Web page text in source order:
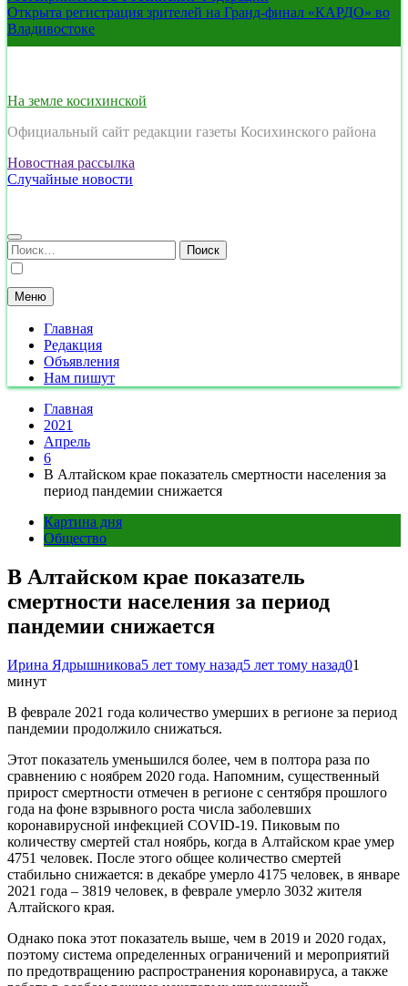
Открыта регистрация зрителей на Гранд-финал «КАРДО» во
Владивостоке
На земле косихинской
Официальный сайт редакции газеты Косихинского района
Новостная рассылка
Случайные новости
Найти:
Меню
Главная
Редакция
Объявления
Нам пишут
Главная
2021
Апрель
6
В Алтайском крае показатель смертности населения за
период пандемии снижается
Картина дня
Общество
В Алтайском крае показатель
смертности населения за период
пандемии снижается
Ирина Ядрышникова5 лет тому назад5 лет тому назад01
минут
В феврале 2021 года количество умерших в регионе за период
пандемии продолжило снижаться.
Этот показатель уменьшился более, чем в полтора раза по
сравнению с ноябрем 2020 года. Напомним, существенный
прирост смертности отмечен в регионе с сентября прошлого
года на фоне взрывного роста числа заболевших
коронавирусной инфекцией COVID-19. Пиковым по
количеству смертей стал ноябрь, когда в Алтайском крае умер
4751 человек. После этого общее количество смертей
стабильно снижается: в декабре умерло 4175 человек, в январе
2021 года – 3819 человек, в феврале умерло 3032 жителя
Алтайского края.
Однако пока этот показатель выше, чем в 2019 и 2020 годах,
поэтому система определенных ограничений и мероприятий
по предотвращению распространения коронавируса, а также